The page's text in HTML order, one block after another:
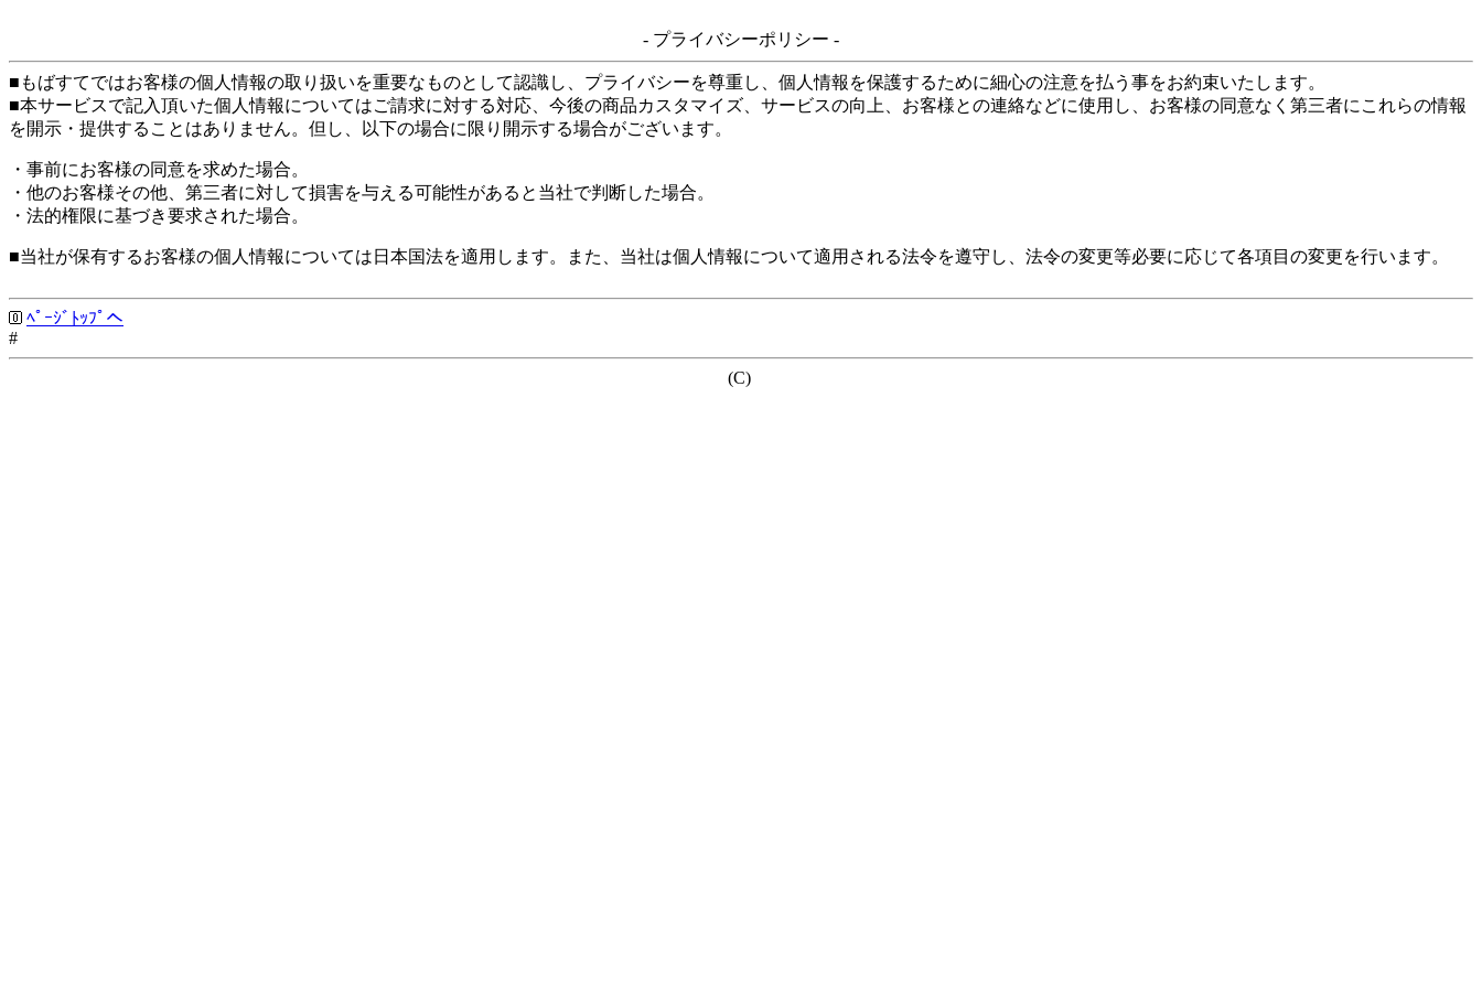
- プライバシーポリシー -
■もばすてではお客様の個人情報の取り扱いを重要なものとして認識し、プライバシーを尊重し、個人情報を保護するために細心の注意を払う事をお約束いたします。
■本サービスで記入頂いた個人情報についてはご請求に対する対応、今後の商品カスタマイズ、サービスの向上、お客様との連絡などに使用し、お客様の同意なく第三者にこれらの情報
を開示・提供することはありません。但し、以下の場合に限り開示する場合がございます。
・事前にお客様の同意を求めた場合。
・他のお客様その他、第三者に対して損害を与える可能性があると当社で判断した場合。
・法的権限に基づき要求された場合。
■当社が保有するお客様の個人情報については日本国法を適用します。また、当社は個人情報について適用される法令を遵守し、法令の変更等必要に応じて各項目の変更を行います。
ﾍﾟｰｼﾞﾄｯﾌﾟへ
#
(C)